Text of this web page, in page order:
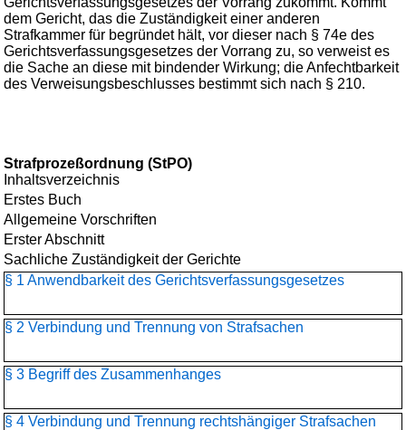
dem Gericht, das die Zuständigkeit einer anderen
Strafkammer für begründet hält, vor dieser nach § 74e des
Gerichtsverfassungsgesetzes der Vorrang zu, so verweist es
die Sache an diese mit bindender Wirkung; die Anfechtbarkeit
des Verweisungsbeschlusses bestimmt sich nach § 210.
Strafprozeßordnung (StPO)
Inhaltsverzeichnis
Erstes Buch
Allgemeine Vorschriften
Erster Abschnitt
Sachliche Zuständigkeit der Gerichte
§ 1 Anwendbarkeit des Gerichtsverfassungsgesetzes
§ 2 Verbindung und Trennung von Strafsachen
§ 3 Begriff des Zusammenhanges
§ 4 Verbindung und Trennung rechtshängiger Strafsachen